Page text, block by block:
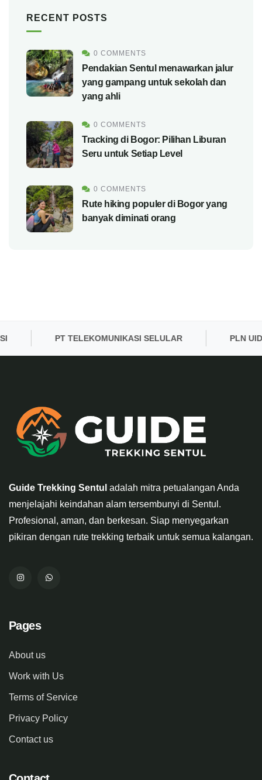
RECENT POSTS
0 COMMENTS
Pendakian Sentul menawarkan jalur
yang gampang untuk sekolah dan
yang ahli
0 COMMENTS
Tracking di Bogor: Pilihan Liburan
Seru untuk Setiap Level
0 COMMENTS
Rute hiking populer di Bogor yang
banyak diminati orang
PT TELEKOMUNIKASI SELULAR PLN UID
Guide Trekking Sentul adalah mitra petualangan Anda
menjelajahi keindahan alam tersembunyi di Sentul.
Profesional, aman, dan berkesan. Siap menyegarkan
pikiran dengan rute trekking terbaik untuk semua kalangan.
Pages
About us
Work with Us
Terms of Service
Privacy Policy
Contact us